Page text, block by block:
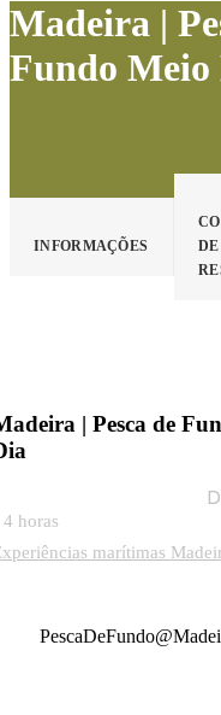
Madeira |
Fundo Meio
INFORMAÇÕES
DE
| Pesca de
4 horas
marítimas